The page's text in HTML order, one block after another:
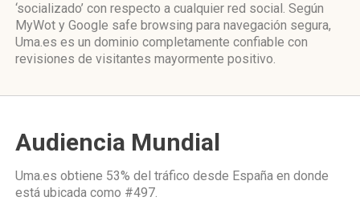
‘socializado’ con respecto a cualquier red social. Según
MyWot y Google safe browsing para navegación segura,
Uma.es es un dominio completamente confiable con
revisiones de visitantes mayormente positivo.
Audiencia Mundial
Uma.es obtiene 53% del tráfico desde España en donde
está ubicada como #497.